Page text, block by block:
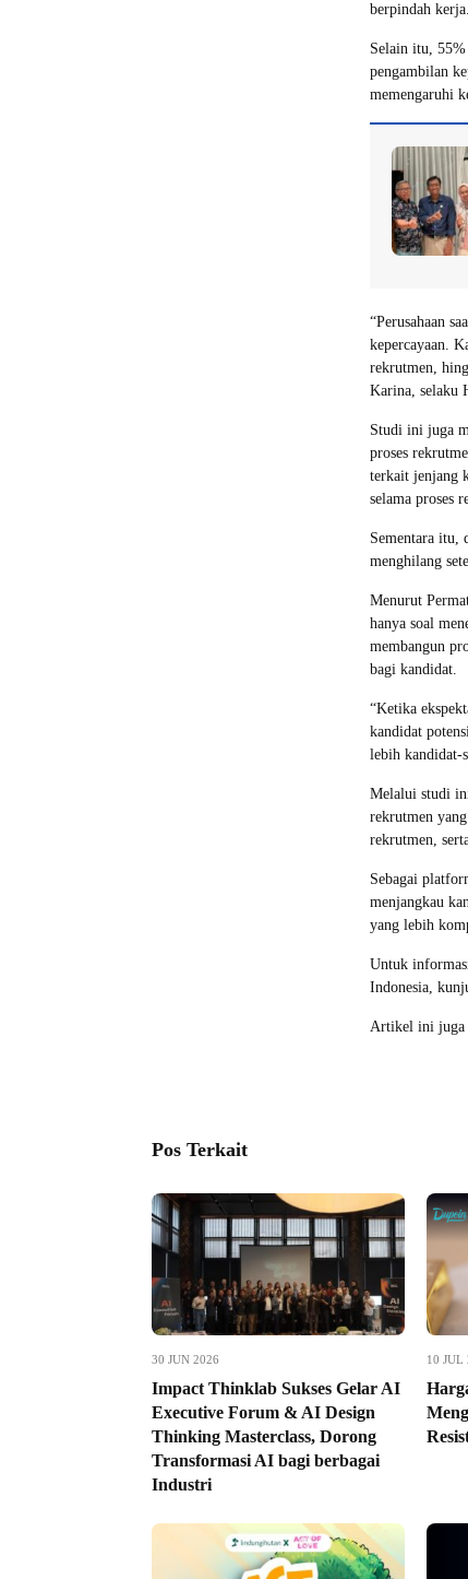
berpindah kerja.
Selain itu, 55%
pengambilan
memengaruhi
“Perusahaan
kepercayaan.
rekrutmen,
Karina, selaku
Studi ini juga
proses
terkait jenjang
selama proses
Sementara itu,
menghilang
Menurut
hanya soal
membangun
bagi kandidat.
“Ketika
kandidat
lebih kandidat-
Melalui studi
rekrutmen
rekrutmen,
Sebagai
menjangkau
yang lebih
Untuk
Indonesia,
Artikel ini juga
Pos Terkait
30 JUN 2026
Impact Thinklab Sukses Gelar AI
Executive Forum & AI Design
Thinking Masterclass, Dorong
Transformasi AI bagi berbagai
Industri
10 JUL